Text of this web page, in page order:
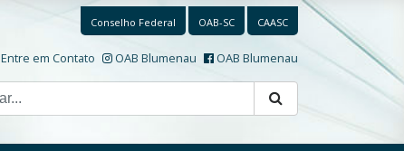
Conselho Federal OAB-SC CAASC
Entre em Contato OAB Blumenau OAB Blumenau